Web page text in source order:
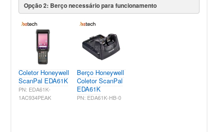
Opção 2: Berço necessário para funcionamento
Coletor Honeywell
ScanPal EDA61K
PN: EDA61K-
1AC934PEAK
Berço Honeywell
Coletor ScanPal
EDA61K
PN: EDA61K-HB-0